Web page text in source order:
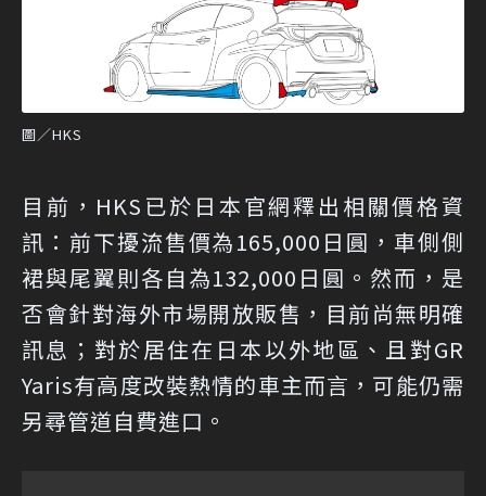
圖／HKS
目前，HKS已於日本官網釋出相關價格資
訊：前下擾流售價為165,000日圓，車側側
裙與尾翼則各自為132,000日圓。然而，是
否會針對海外市場開放販售，目前尚無明確
訊息；對於居住在日本以外地區、且對GR
Yaris有高度改裝熱情的車主而言，可能仍需
另尋管道自費進口。